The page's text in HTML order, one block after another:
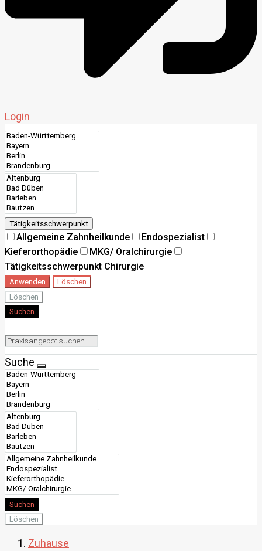
Login
Tätigkeitsschwerpunkt
Allgemeine Zahnheilkunde
Endospezialist
Kieferorthopädie
MKG/ Oralchirurgie
Tätigkeitsschwerpunkt Chirurgie
Anwenden
Löschen
Löschen
Suchen
Suche
Suchen
Löschen
Zuhause